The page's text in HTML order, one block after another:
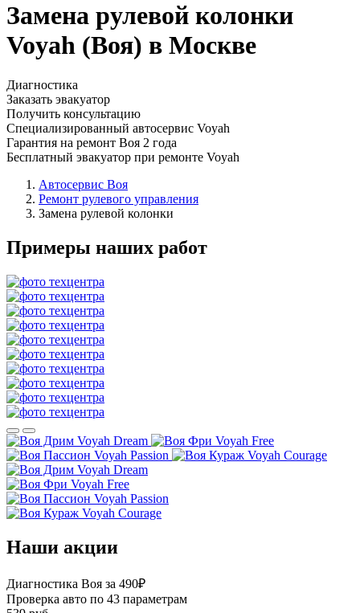
Замена рулевой колонки
Voyah (Воя) в Москве
Диагностика
Заказать эвакуатор
Получить консультацию
Специализированный автосервис Voyah
Гарантия на ремонт Воя 2 года
Бесплатный эвакуатор при ремонте Voyah
Автосервис Воя
Ремонт рулевого управления
Замена рулевой колонки
Примеры наших работ
Voyah Dream
Voyah Free
Voyah Passion
Voyah Courage
Voyah Dream
Voyah Free
Voyah Passion
Voyah Courage
Наши акции
Диагностика Воя за 490₽
Проверка авто по 43 параметрам